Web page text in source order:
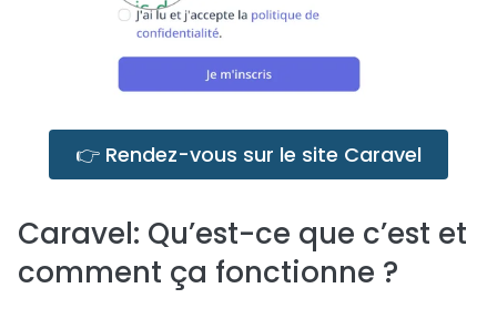
👉 Rendez-vous sur le site Caravel
Caravel: Qu’est-ce que c’est et
comment ça fonctionne ?